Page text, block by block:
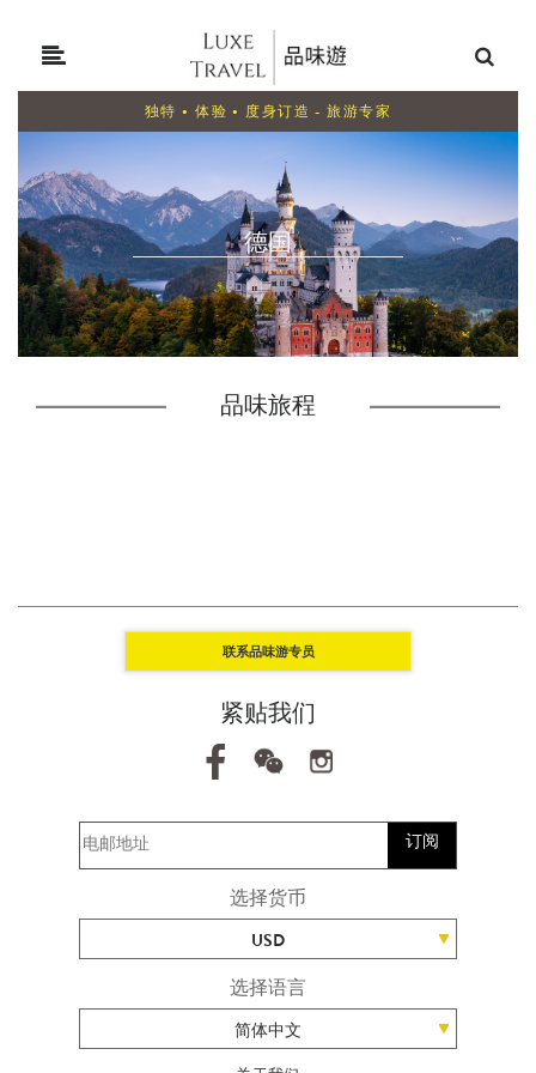
独特 • 体验 • 度身订造 - 旅游专家
德国
品味旅程
联系品味游专员
紧贴我们
订阅
选择货币
USD
选择语言
简体中文